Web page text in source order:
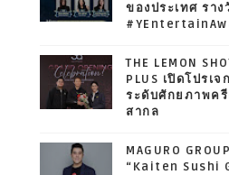
ของประเทศ ราง
THE LEMON
PLUS เปิดโปรเจ
ระดับศักยภาพครี
สากล
MAGURO
“Kaiten Sushi